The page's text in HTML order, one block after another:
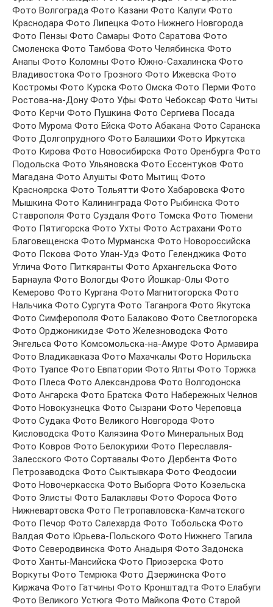
Фото Волгограда Фото Казани Фото Калуги Фото
Краснодара Фото Липецка Фото Нижнего Новгорода
Фото Пензы Фото Самары Фото Саратова Фото
Смоленска Фото Тамбова Фото Челябинска Фото
Анапы Фото Коломны Фото Южно-Сахалинска Фото
Владивостока Фото Грозного Фото Ижевска Фото
Костромы Фото Курска Фото Омска Фото Перми Фото
Ростова-на-Дону Фото Уфы Фото Чебоксар Фото Читы
Фото Керчи Фото Пушкина Фото Сергиева Посада
Фото Мурома Фото Ейска Фото Абакана Фото Саранска
Фото Долгопрудного Фото Балашихи Фото Иркутска
Фото Кирова Фото Новосибирска Фото Оренбурга Фото
Подольска Фото Ульяновска Фото Ессентуков Фото
Магадана Фото Алушты Фото Мытищ Фото
Красноярска Фото Тольятти Фото Хабаровска Фото
Мышкина Фото Калининграда Фото Рыбинска Фото
Ставрополя Фото Суздаля Фото Томска Фото Тюмени
Фото Пятигорска Фото Ухты Фото Астрахани Фото
Благовещенска Фото Мурманска Фото Новороссийска
Фото Пскова Фото Улан-Удэ Фото Геленджика Фото
Углича Фото Питкяранты Фото Архангельска Фото
Барнаула Фото Вологды Фото Йошкар-Олы Фото
Кемерово Фото Кургана Фото Магнитогорска Фото
Нальчика Фото Сургута Фото Таганрога Фото Якутска
Фото Симферополя Фото Балаково Фото Светлогорска
Фото Орджоникидзе Фото Железноводска Фото
Энгельса Фото Комсомольска-на-Амуре Фото Армавира
Фото Владикавказа Фото Махачкалы Фото Норильска
Фото Туапсе Фото Евпатории Фото Ялты Фото Торжка
Фото Плеса Фото Александрова Фото Волгодонска
Фото Ангарска Фото Братска Фото Набережных Челнов
Фото Новокузнецка Фото Сызрани Фото Череповца
Фото Судака Фото Великого Новгорода Фото
Кисловодска Фото Калязина Фото Минеральных Вод
Фото Ковров Фото Белокурихи Фото Переславля-
Залесского Фото Сортавалы Фото Дербента Фото
Петрозаводска Фото Сыктывкара Фото Феодосии
Фото Новочеркасска Фото Выборга Фото Козельска
Фото Элисты Фото Балаклавы Фото Фороса Фото
Нижневартовска Фото Петропавловска-Камчатского
Фото Печор Фото Салехарда Фото Тобольска Фото
Валдая Фото Юрьева-Польского Фото Нижнего Тагила
Фото Северодвинска Фото Анадыря Фото Задонска
Фото Ханты-Мансийска Фото Приозерска Фото
Воркуты Фото Темрюка Фото Дзержинска Фото
Киржача Фото Гатчины Фото Кронштадта Фото Елабуги
Фото Великого Устюга Фото Майкопа Фото Старой